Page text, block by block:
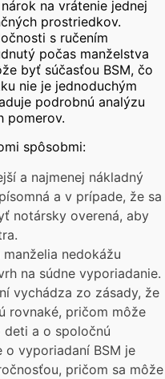
na vrátenie jednej
prostriedkov.
s ručením
počas manželstva
byť súčasťou BSM, čo
nie je jednoduchým
podrobnú analýzu
pomerov.
spôsobmi:
a najmenej nákladný
a v prípade, že sa
notársky overená, aby
manželia nedokážu
na súdne vyporiadanie.
vychádza zo zásady, že
rovnaké, pričom môže
a o spoločnú
o vyporiadaní BSM je
pričom sa môže